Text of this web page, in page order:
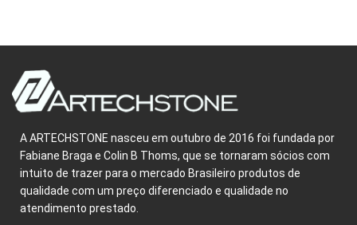
A ARTECHSTONE nasceu em outubro de 2016 foi fundada por
Fabiane Braga e Colin B Thoms, que se tornaram sócios com
intuito de trazer para o mercado Brasileiro produtos de
qualidade com um preço diferenciado e qualidade no
atendimento prestado.